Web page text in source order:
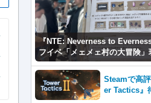
『NTE: Neverness to
フイベ「メェメェ村の大冒険
ポ！ミニゲームやコスプレイ
だくさん！
Steamで高
er Tactics』